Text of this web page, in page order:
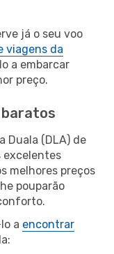
já o seu voo
viagens da
a embarcar
preço.
Duala (DLA) de
excelentes
melhores preços
pouparão
a encontrar